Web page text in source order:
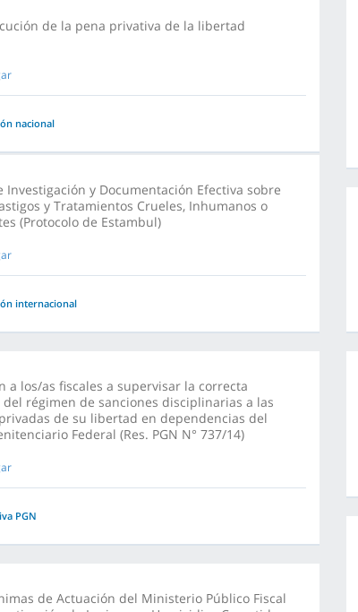
de la pena privativa de la libertad
nacional
Investigación y Documentación Efectiva sobre
y Tratamientos Crueles, Inhumanos o
(Protocolo de Estambul)
internacional
a los/as fiscales a supervisar la correcta
régimen de sanciones disciplinarias a las
de su libertad en dependencias del
Federal (Res. PGN N° 737/14)
PGN
de Actuación del Ministerio Público Fiscal